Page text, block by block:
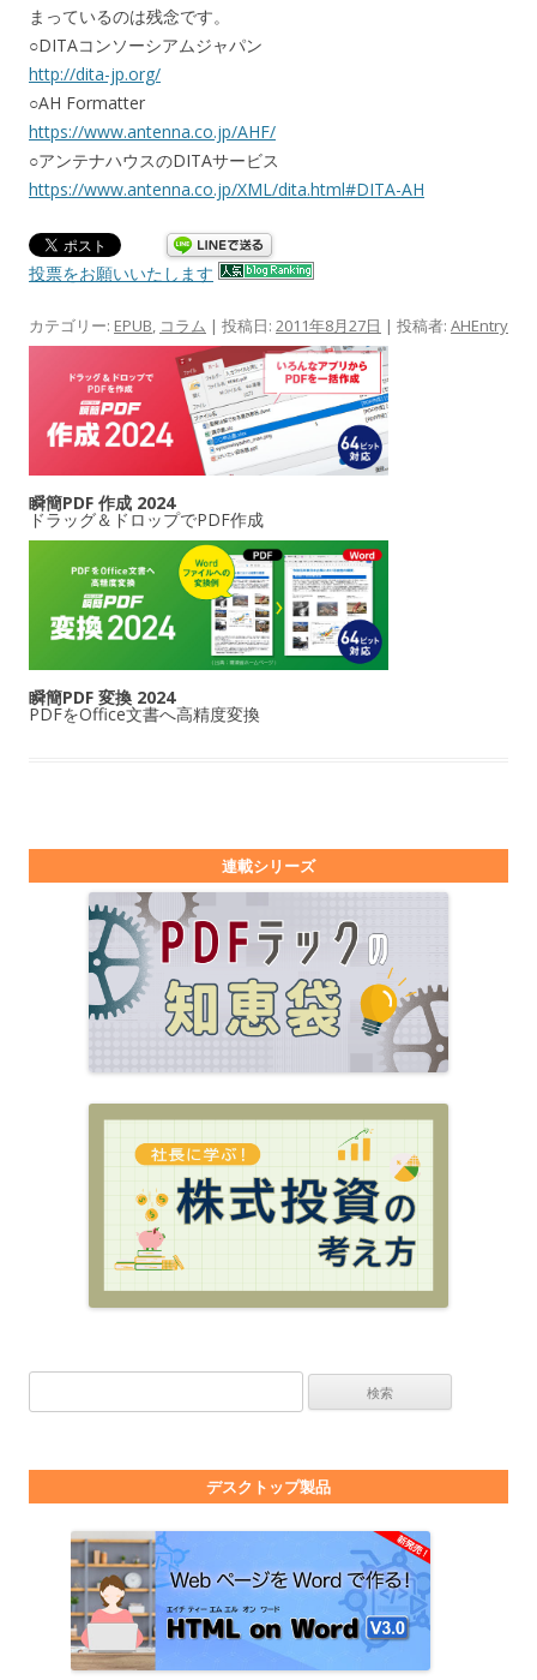
まっているのは残念です。
○DITAコンソーシアムジャパン
http://dita-jp.org/
○AH Formatter
https://www.antenna.co.jp/AHF/
○アンテナハウスのDITAサービス
https://www.antenna.co.jp/XML/dita.html#DITA-AH
投票をお願いいたします
カテゴリー: EPUB, コラム | 投稿日: 2011年8月27日 | 投稿者: AHEntry
瞬簡PDF 作成 2024
ドラッグ＆ドロップでPDF作成
瞬簡PDF 変換 2024
PDFをOffice文書へ高精度変換
連載シリーズ
デスクトップ製品